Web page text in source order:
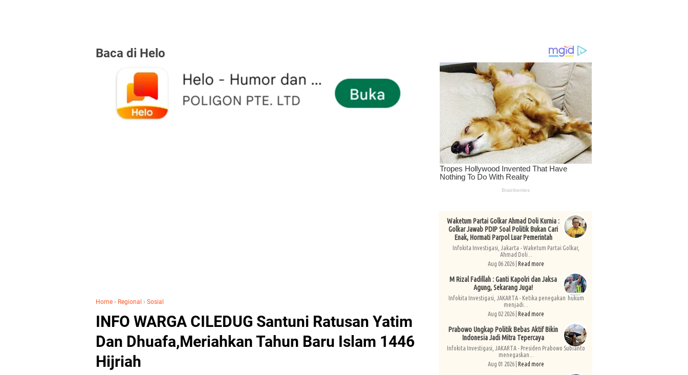
Baca di Helo
Home › Regional › Sosial
INFO WARGA CILEDUG Santuni Ratusan Yatim
Dan Dhuafa,Meriahkan Tahun Baru Islam 1446
Hijriah
Waketum Partai Golkar Ahmad Doli Kurnia :
Golkar Jawab PDIP Soal Politik Bukan Cari
Enak, Hormati Parpol Luar Pemerintah
Infokita Investigasi, Jakarta - Waketum Partai Golkar,
Ahmad Doli...
Aug 06 2026 | Read more
M Rizal Fadillah : Ganti Kapolri dan Jaksa
Agung, Sekarang Juga!
Infokita Investigasi, JAKARTA - Ketika penegakan hukum
menjadi...
Aug 02 2026 | Read more
Prabowo Ungkap Politik Bebas Aktif Bikin
Indonesia Jadi Mitra Tepercaya
Infokita Investigasi, JAKARTA - Presiden Prabowo Subianto
menegaskan...
Aug 01 2026 | Read more